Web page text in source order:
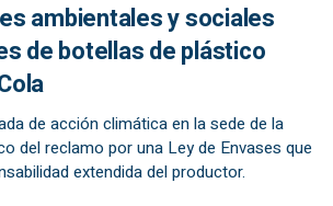
ambientales y sociales
de botellas de plástico
de acción climática en la sede de la
del reclamo por una Ley de Envases que
extendida del productor.